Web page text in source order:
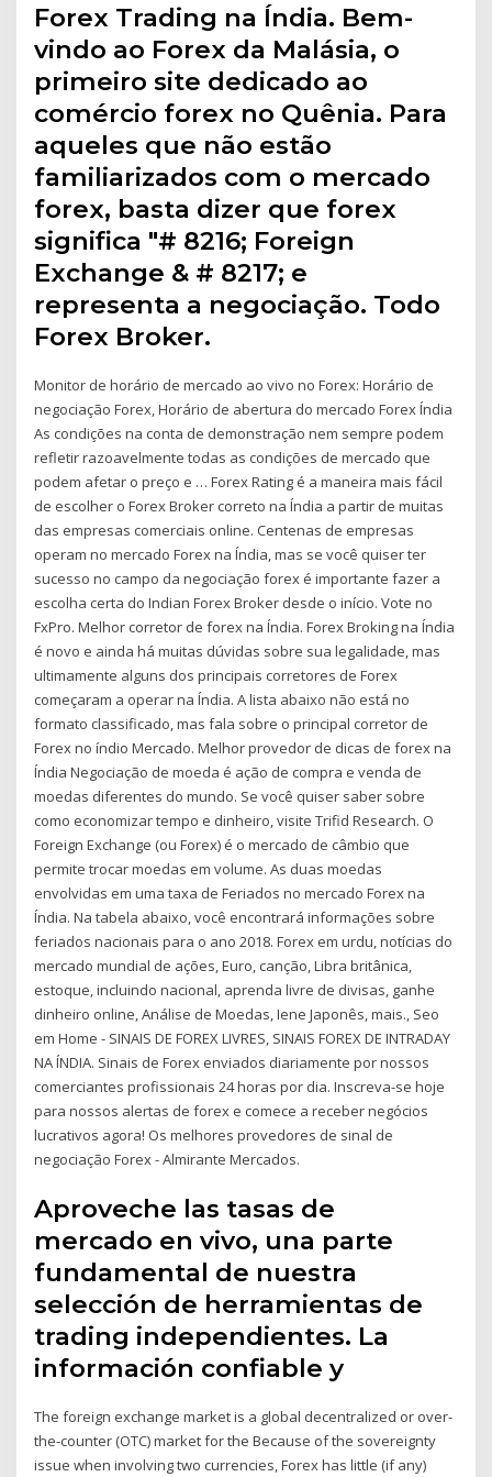
Forex Trading na Índia. Bem-
vindo ao Forex da Malásia, o
primeiro site dedicado ao
comércio forex no Quênia. Para
aqueles que não estão
familiarizados com o mercado
forex, basta dizer que forex
significa "# 8216; Foreign
Exchange & # 8217; e
representa a negociação. Todo
Forex Broker.
Monitor de horário de mercado ao vivo no Forex: Horário de
negociação Forex, Horário de abertura do mercado Forex Índia
As condições na conta de demonstração nem sempre podem
refletir razoavelmente todas as condições de mercado que
podem afetar o preço e … Forex Rating é a maneira mais fácil
de escolher o Forex Broker correto na Índia a partir de muitas
das empresas comerciais online. Centenas de empresas
operam no mercado Forex na Índia, mas se você quiser ter
sucesso no campo da negociação forex é importante fazer a
escolha certa do Indian Forex Broker desde o início. Vote no
FxPro. Melhor corretor de forex na Índia. Forex Broking na Índia
é novo e ainda há muitas dúvidas sobre sua legalidade, mas
ultimamente alguns dos principais corretores de Forex
começaram a operar na Índia. A lista abaixo não está no
formato classificado, mas fala sobre o principal corretor de
Forex no índio Mercado. Melhor provedor de dicas de forex na
Índia Negociação de moeda é ação de compra e venda de
moedas diferentes do mundo. Se você quiser saber sobre
como economizar tempo e dinheiro, visite Trifid Research. O
Foreign Exchange (ou Forex) é o mercado de câmbio que
permite trocar moedas em volume. As duas moedas
envolvidas em uma taxa de Feriados no mercado Forex na
Índia. Na tabela abaixo, você encontrará informações sobre
feriados nacionais para o ano 2018. Forex em urdu, notícias do
mercado mundial de ações, Euro, canção, Libra britânica,
estoque, incluindo nacional, aprenda livre de divisas, ganhe
dinheiro online, Análise de Moedas, Iene Japonês, mais., Seo
em Home - SINAIS DE FOREX LIVRES, SINAIS FOREX DE INTRADAY
NA ÍNDIA. Sinais de Forex enviados diariamente por nossos
comerciantes profissionais 24 horas por dia. Inscreva-se hoje
para nossos alertas de forex e comece a receber negócios
lucrativos agora! Os melhores provedores de sinal de
negociação Forex - Almirante Mercados.
Aproveche las tasas de
mercado en vivo, una parte
fundamental de nuestra
selección de herramientas de
trading independientes. La
información confiable y
The foreign exchange market is a global decentralized or over-
the-counter (OTC) market for the Because of the sovereignty
issue when involving two currencies, Forex has little (if any)